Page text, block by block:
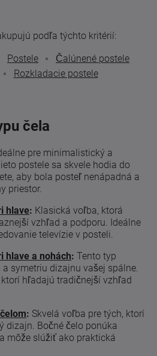
podľa týchto kritérií:
Postele
Čalúnené postele
Rozkladacie postele
čela
pre minimalistický a
postele sa skvele hodia do
aby bola posteľ nenápadná a
priestor.
hlave: Klasická voľba, ktorá
vzhľad a podporu. Ideálne
televízie v posteli.
hlave a nohách: Tento typ
symetriu dizajnu vašej spálne.
ktorí hľadajú tradičnejší vzhľad
: Skvelá voľba pre tých, ktorí
dizajn. Bočné čelo ponúka
môže slúžiť ako praktická